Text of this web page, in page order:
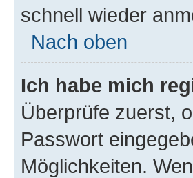
schnell wieder
Nach oben
Ich habe mich
Überprüfe zuerst,
Passwort
Möglichkeiten.